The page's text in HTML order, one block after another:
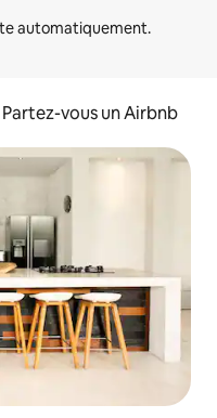
Partez-vous un Airbnb